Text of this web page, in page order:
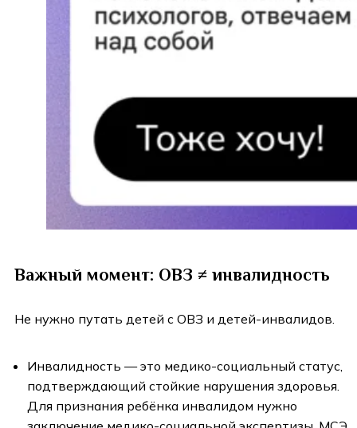
Важный момент: ОВЗ ≠ инвалидность
Не нужно путать детей с ОВЗ и детей-инвалидов.
Инвалидность — это медико-социальный статус,
подтверждающий стойкие нарушения здоровья.
Для признания ребёнка инвалидом нужно